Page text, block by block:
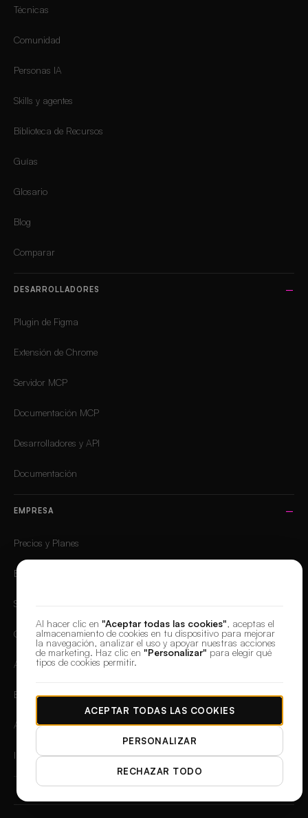
Técnicas
Comunidad
Personas IA
Skills y agentes
Biblioteca de Recursos
Guías
Glosario
Blog
Comparar
DESARROLLADORES
Plugin de Figma
Extensión de Chrome
Servidor MCP
Documentación MCP
Desarrolladores y API
Documentación
EMPRESA
Precios y Planes
Empresas
Solicitar demo
Clientes
Afiliados
Empleo
Aplicación Móvil
Iniciar sesión
Al hacer clic en "Aceptar todas las cookies", aceptas el
almacenamiento de cookies en tu dispositivo para mejorar
la navegación, analizar el uso y apoyar nuestras acciones
de marketing. Haz clic en "Personalizar" para elegir qué
tipos de cookies permitir.
RECHAZAR TODO
PERSONALIZAR
ACEPTAR TODAS LAS COOKIES